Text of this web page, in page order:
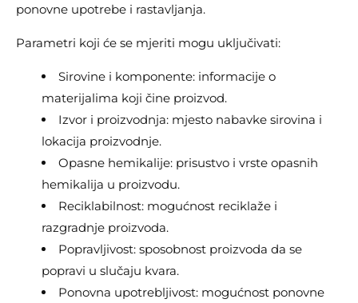
ponovne upotrebe i rastavljanja.
Parametri koji će se mjeriti mogu uključivati:
Sirovine i komponente: informacije o
materijalima koji čine proizvod.
Izvor i proizvodnja: mjesto nabavke sirovina i
lokacija proizvodnje.
Opasne hemikalije: prisustvo i vrste opasnih
hemikalija u proizvodu.
Reciklabilnost: mogućnost reciklaže i
razgradnje proizvoda.
Popravljivost: sposobnost proizvoda da se
popravi u slučaju kvara.
Ponovna upotrebljivost: mogućnost ponovne